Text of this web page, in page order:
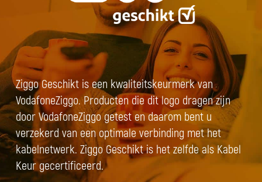
Ziggo Geschikt is een kwaliteitskeurmerk van
VodafoneZiggo. Producten die dit logo dragen zijn
door VodafoneZiggo getest en daarom bent u
verzekerd van een optimale verbinding met het
kabelnetwerk. Ziggo Geschikt is het zelfde als Kabel
Keur gecertificeerd.